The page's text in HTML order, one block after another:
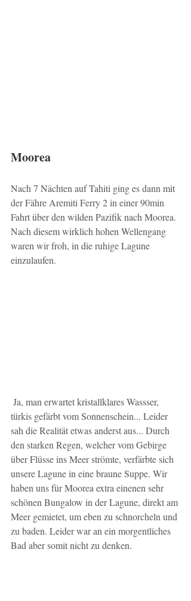
Moorea
Nach 7 Nächten auf Tahiti ging es dann mit
der Fähre Aremiti Ferry 2 in einer 90min
Fahrt über den wilden Pazifik nach Moorea.
Nach diesem wirklich hohen Wellengang
waren wir froh, in die ruhige Lagune
einzulaufen.
türkis gefärbt vom Sonnenschein... Leider
sah die Realität etwas anderst aus... Durch
den starken Regen, welcher vom Gebirge
über Flüsse ins Meer strömte, verfärbte sich
unsere Lagune in eine braune Suppe. Wir
haben uns für Moorea extra einenen sehr
schönen Bungalow in der Lagune, direkt am
Meer gemietet, um eben zu schnorcheln und
zu baden. Leider war an ein morgentliches
Bad aber somit nicht zu denken.